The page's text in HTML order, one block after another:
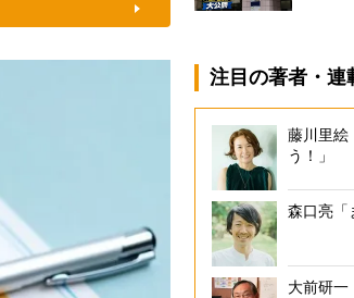
注目の著者・連
藤川里絵
う！」
森口亮「
大前研一